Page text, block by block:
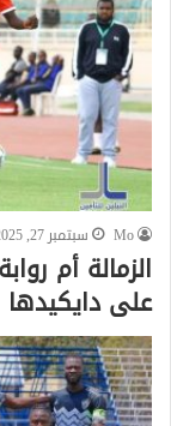
Mo سبتمبر 27, 2025
الزمالة أم
على